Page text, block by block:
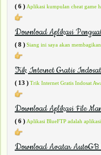
( 6 ) Aplikasi kumpulan cheat game
Download Aplikasi
( 8 ) Siang ini saya akan
Trik Internet Gratis
( 13 ) Trik Internet Gratis Indosat
Download Aplikasi File
( 6 ) Aplikasi BlueFTP adalah
Download Avatar